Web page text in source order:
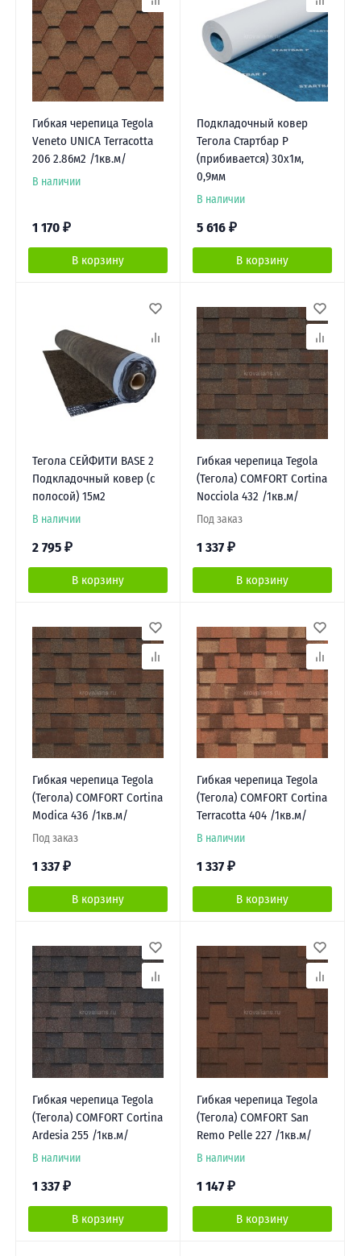
Гибкая черепица Tegola
Veneto UNICA Terracotta
206 2.86м2 /1кв.м/
В наличии
1 170 ₽
В корзину
Подкладочный ковер
Тегола Стартбар Р
(прибивается) 30х1м,
0,9мм
В наличии
5 616 ₽
В корзину
Тегола СЕЙФИТИ BASE 2
Подкладочный ковер (с
полосой) 15м2
В наличии
2 795 ₽
В корзину
Гибкая черепица Tegola
(Тегола) COMFORT Cortina
Nocciola 432 /1кв.м/
Под заказ
1 337 ₽
В корзину
Гибкая черепица Tegola
(Тегола) COMFORT Cortina
Modica 436 /1кв.м/
Под заказ
1 337 ₽
В корзину
Гибкая черепица Tegola
(Тегола) COMFORT Cortina
Terracotta 404 /1кв.м/
В наличии
1 337 ₽
В корзину
Гибкая черепица Tegola
(Тегола) COMFORT Cortina
Ardesia 255 /1кв.м/
В наличии
1 337 ₽
В корзину
Гибкая черепица Tegola
(Тегола) COMFORT San
Remo Pelle 227 /1кв.м/
В наличии
1 147 ₽
В корзину